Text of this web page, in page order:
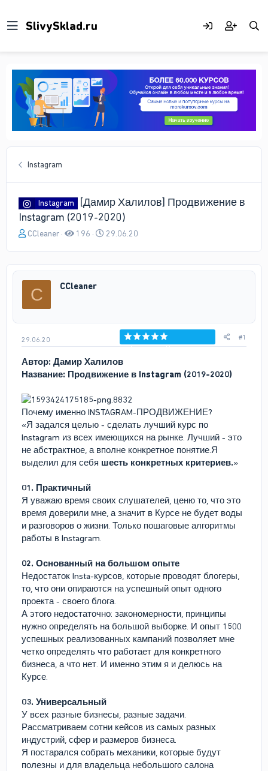
Instagram
Instagram
[Дамир Халилов] Продвижение в
Instagram (2019-2020)
А
о
р
ы
CCleaner 196
Д
а
л
29.06.20
C CCleaner
29.06.20
Голосов: 0
#1
Автор: Дамир Халилов
Название: Продвижение в Instagram (2019-2020)
Почему именно INSTAGRAM-ПРОДВИЖЕНИЕ?
«Я задался целью - сделать лучший курс по
Instagram из всех имеющихся на рынке. Лучший - это
не абстрактное, а вполне конкретное понятие.Я
выделил для себя шесть конкретных критериев.»
01. Практичный
Я уважаю время своих слушателей, ценю то, что это
время доверили мне, а значит в Курсе не будет воды
и разговоров о жизни. Только пошаговые алгоритмы
работы в Instagram.
02. Основанный на большом опыте
Недостаток Insta-курсов, которые проводят блогеры,
то, что они опираются на успешный опыт одного
проекта - своего блога.
А этого недостаточно: закономерности, принципы
нужно определять на большой выборке. И опыт 1500
успешных реализованных кампаний позволяет мне
четко определять что работает для конкретного
бизнеса, а что нет. И именно этим я и делюсь на
Курсе.
03. Универсальный
У всех разные бизнесы, разные задачи.
Рассматриваем сотни кейсов из самых разных
индустрий, сфер и размеров бизнеса.
Я постарался собрать механики, которые будут
полезны и для владельца небольшого салона